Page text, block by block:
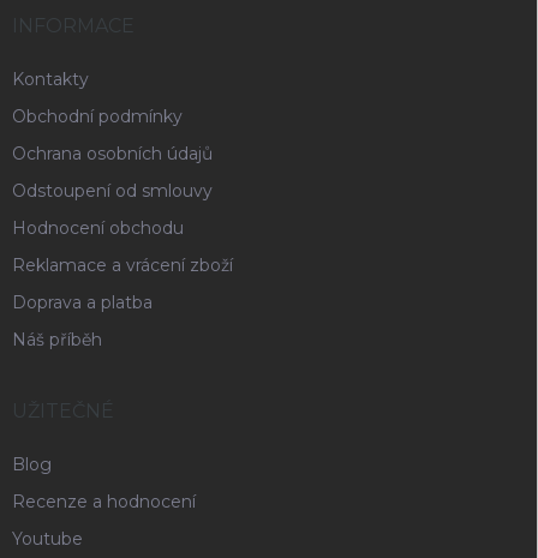
INFORMACE
Kontakty
Obchodní podmínky
Ochrana osobních údajů
Odstoupení od smlouvy
Hodnocení obchodu
Reklamace a vrácení zboží
Doprava a platba
Náš příběh
UŽITEČNÉ
Blog
Recenze a hodnocení
Youtube